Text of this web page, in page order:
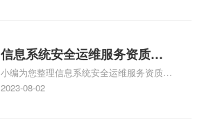
信息系统安全运维服务资质二
级费用，信息系统安全运维服
务资质二级
小编为您整理信息系统安全运维服务资质认
证证书机构有哪些、安全运维服务资质的费
2023-08-02